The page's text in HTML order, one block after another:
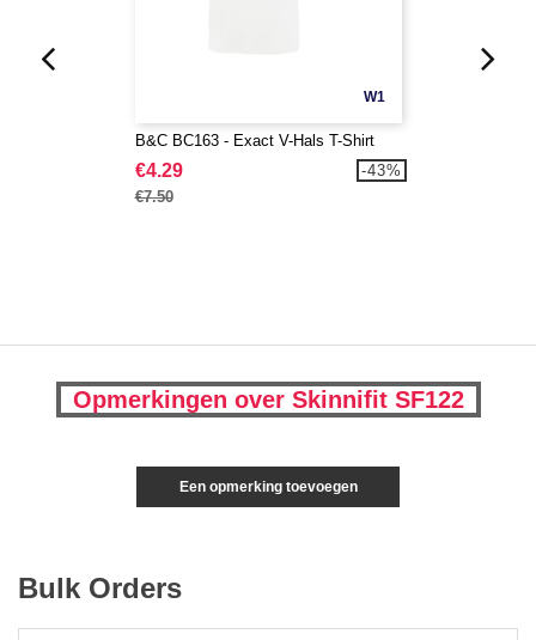
W1
B&C BC163 - Exact V-Hals T-Shirt
€4.29
€7.50
-43%
Opmerkingen over Skinnifit SF122
Een opmerking toevoegen
Bulk Orders